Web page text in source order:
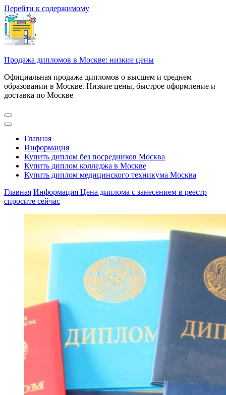
Перейти к содержимому
Продажа дипломов в Москве: низкие цены
Официальная продажа дипломов о высшем и среднем
образовании в Москве. Низкие цены, быстрое оформление и
доставка по Москве
Главная
Информация
Купить диплом без посредников Москва
Купить диплом колледжа в Москве
Купить диплом медицинского техникума Москва
Главная Информация Цена диплома с занесением в реестр
спросите сейчас